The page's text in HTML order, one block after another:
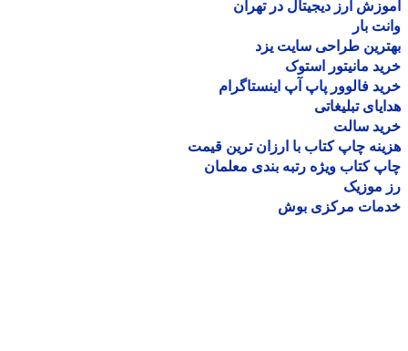
ارز دیجیتال در تهران
بار
طراحی سایت یزد
مانیتور استوک
فالوور پاپ آپ اینستاگرام
تبلیغاتی
سالت
چاپ کتاب با ارزان ترین قیمت
کتاب ویژه رتبه بندی معلمان
موزیک
مرکزی بوش